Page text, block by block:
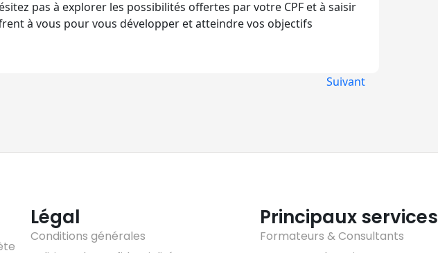
pas à explorer les possibilités offertes par votre CPF et à saisir
à vous pour vous développer et atteindre vos objectifs
Suivant
Légal
Conditions générales
Principaux services
Formateurs & Consultants